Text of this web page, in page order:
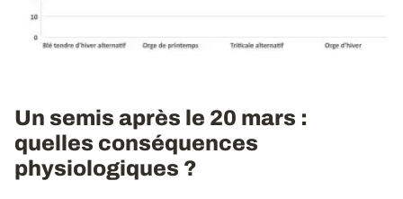
Un semis après le 20 mars :
quelles conséquences
physiologiques ?